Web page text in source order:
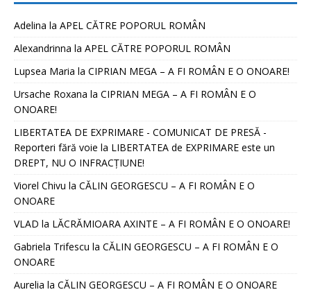
Adelina la APEL CĂTRE POPORUL ROMÂN
Alexandrinna la APEL CĂTRE POPORUL ROMÂN
Lupsea Maria la CIPRIAN MEGA – A FI ROMÂN E O ONOARE!
Ursache Roxana la CIPRIAN MEGA – A FI ROMÂN E O
ONOARE!
LIBERTATEA DE EXPRIMARE - COMUNICAT DE PRESĂ -
Reporteri fără voie la LIBERTATEA de EXPRIMARE este un
DREPT, NU O INFRACȚIUNE!
Viorel Chivu la CĂLIN GEORGESCU – A FI ROMÂN E O
ONOARE
VLAD la LĂCRĂMIOARA AXINTE – A FI ROMÂN E O ONOARE!
Gabriela Trifescu la CĂLIN GEORGESCU – A FI ROMÂN E O
ONOARE
Aurelia la CĂLIN GEORGESCU – A FI ROMÂN E O ONOARE